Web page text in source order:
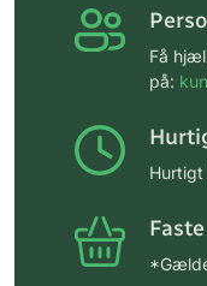
Få
på:
Hurtigt